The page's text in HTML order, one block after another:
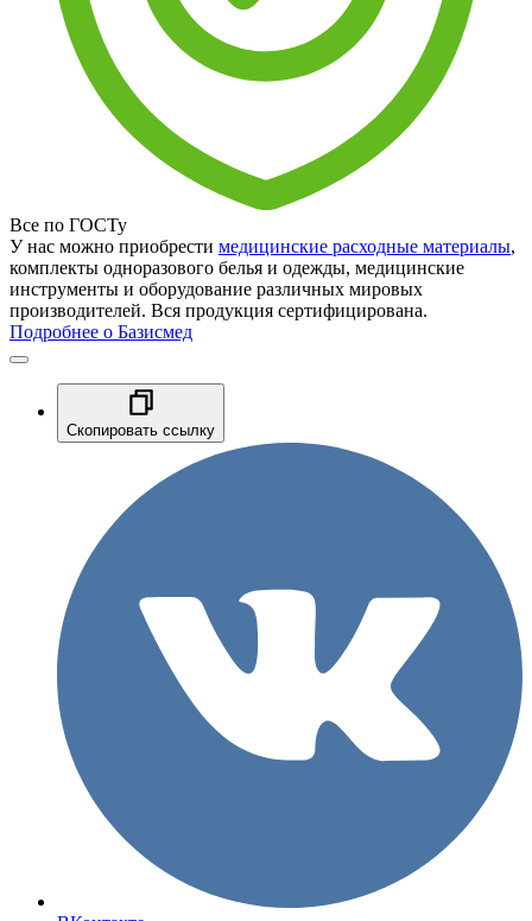
Все по ГОСТу
У нас можно приобрести медицинские расходные материалы,
комплекты одноразового белья и одежды, медицинские
инструменты и оборудование различных мировых
производителей. Вся продукция сертифицирована.
Подробнее о Базисмед
Скопировать ссылку